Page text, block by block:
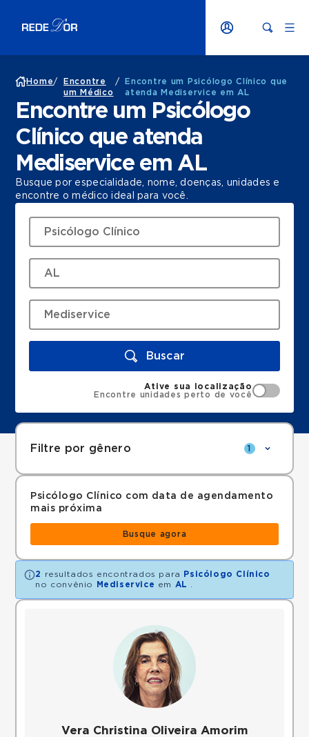
Home/
Encontre
um Médico
/
Encontre um Psicólogo Clínico que
atenda Mediservice em AL
Encontre um Psicólogo
Clínico que atenda
Mediservice em AL
Busque por especialidade, nome, doenças, unidades e
encontre o médico ideal para você.
Buscar
Ative sua localização
Encontre unidades perto de você
Filtre por gênero 1
Psicólogo Clínico com data de agendamento
mais próxima
Busque agora
2 resultados encontrados para
Psicólogo Clínico
no convênio
Mediservice em AL
Vera Christina Oliveira Amorim